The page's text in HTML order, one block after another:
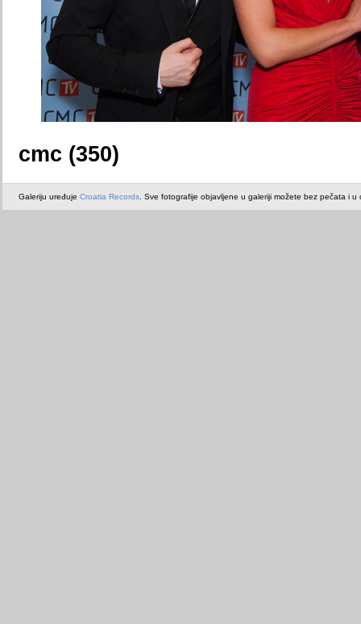
cmc (350)
Galeriju uređuje Croatia Records . Sve fotografije objavljene u galeriji možete bez pečata i